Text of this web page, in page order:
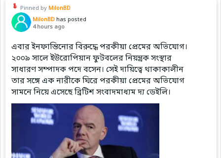
Pinned by MilonBD
MilonBD has posted
4 hours ago
এবার ইনফান্তিনোর বিরুদ্ধে পরকীয়া প্রেমের অভিযোগ।
২০০৯ সালে ইউরোপিয়ান ফুটবলের নিয়ন্ত্রক সংস্থার
সাধারণ সম্পাদক পদে বসেন। সেই দায়িত্বে থাকাকালীন
তার সঙ্গে এক নারীকে ঘিরে পরকীয়া প্রেমের অভিযোগ
সামনে নিয়ে এসেছে ব্রিটিশ সংবাদমাধ্যম দ্য ডেইলি।